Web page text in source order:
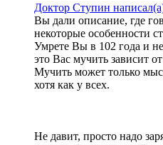
Доктор Ступин
Вы дали описание, где
некоторые особенности
Умрете Вы в 102 года и не
это Вас мучить зависит
Мучить может только
хотя как у всех.
Не давит, просто надо